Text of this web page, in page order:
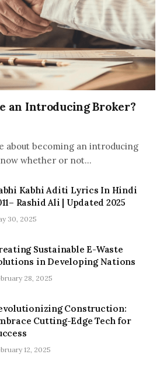
an Introducing Broker?
about becoming an introducing
whether or not…
Kabhi Aditi Lyrics In Hindi
Rashid Ali | Updated 2025
30, 2025
Sustainable E-Waste
in Developing Nations
28, 2025
Construction:
Cutting-Edge Tech for
12, 2025